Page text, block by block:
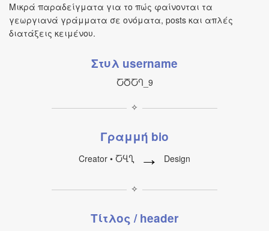
Μικρά παραδείγματα για το πώς φαίνονται τα
γεωργιανά γράμματα σε ονόματα, posts και απλές
διατάξεις κειμένου.
Στυλ username
ႠႣႠႤ_9
✧
Γραμμή bio
Creator • ႠႡႢ → Design
✧
Τίτλος / header